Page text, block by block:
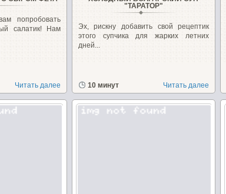
попробовать
салатик! Нам
Читать далее
"ТАРАТОР"
Эх, рискну добавить свой рецептик
этого супчика для жарких летних
дней...
10 минут Читать далее